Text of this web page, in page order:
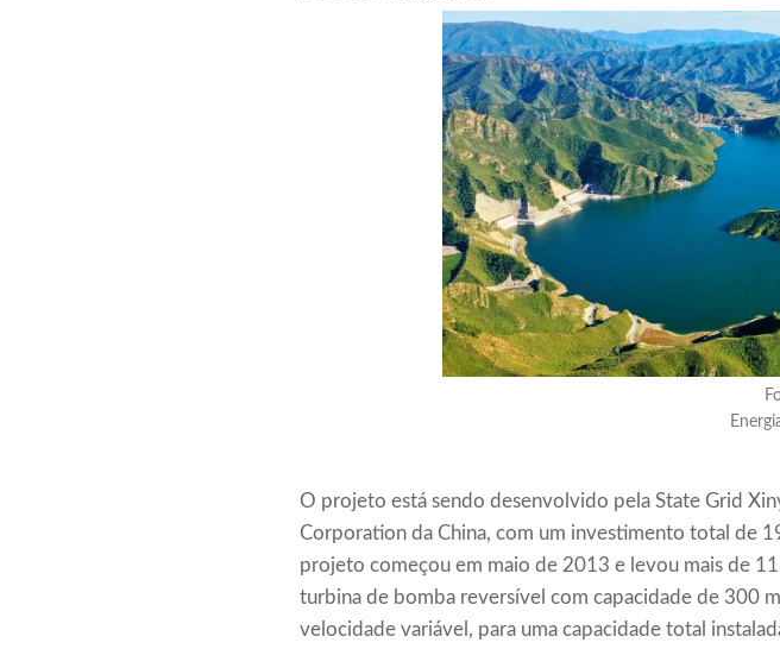
O projeto está sendo desenvolvido pela State Grid
Corporation da China, com um investimento total de
projeto começou em maio de 2013 e levou mais de
turbina de bomba reversível com capacidade de 300
velocidade variável, para uma capacidade total